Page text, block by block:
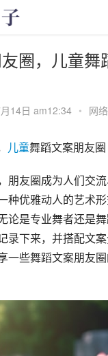
圈，儿童舞
14日 am12:34 • 网
儿童舞蹈文案朋友圈
朋友圈成为人们交
种优雅动人的艺术
论是专业舞者还是
录下来，并搭配文
一些舞蹈文案朋友